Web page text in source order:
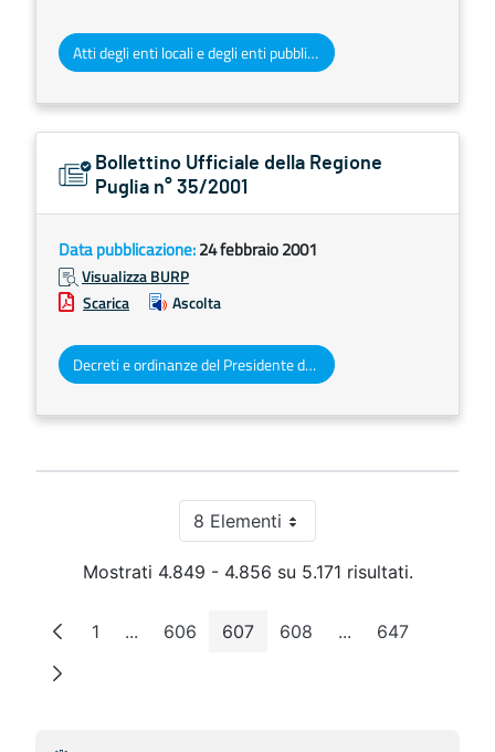
Atti degli enti locali e degli enti pubblici e privati
Bollettino Ufficiale della Regione
Puglia n° 35/2001
Data pubblicazione:24 febbraio 2001
Visualizza BURP
Scarica
Ascolta
Decreti e ordinanze del Presidente della Giunta regionale
8 ElementiPer pagina
Mostrati 4.849 - 4.856 su 5.171 risultati.
Pagina
1 ...Pagine intermedie
Pagina
606 Pagina
607 Pagina
608 ...Pagine intermedie
Pagina
647